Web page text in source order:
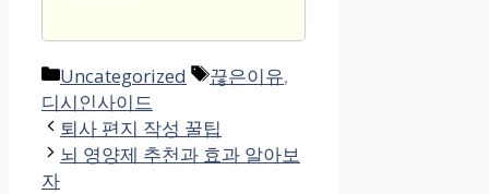
카
테
고
리
Uncategorized
태
끊은이유,
디시인사이드
퇴사 편지 작성 꿀팁
뇌 영양제 추천과 효과 알아보
자